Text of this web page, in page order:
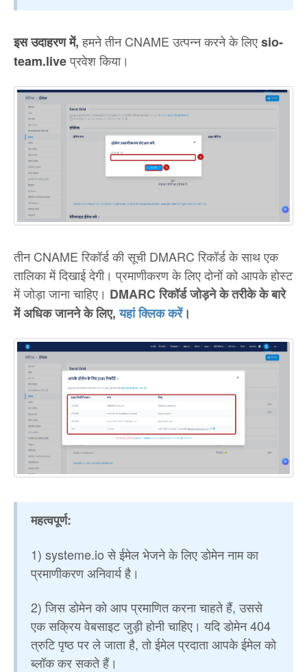
इस उदाहरण में,हमने तीन CNAME उत्पन्न करने के लिएsio-
team.liveप्रवेश किया।
तीन CNAME रिकॉर्ड की सूची DMARC रिकॉर्ड के साथ एक
तालिका में दिखाई देगी। प्रमाणीकरण के लिए दोनों को आपके होस्ट
में जोड़ा जाना चाहिए। DMARC रिकॉर्ड जोड़ने के तरीके के बारे
में अधिक जानने के लिए,यहां क्लिक करें।
महत्वपूर्ण:
1) systeme.io से ईमेल भेजने के लिए डोमेन नाम का
प्रमाणीकरण अनिवार्य है।
2) जिस डोमेन को आप प्रमाणित करना चाहते हैं, उससे
एक सक्रिय वेबसाइट जुड़ी होनी चाहिए। यदि डोमेन 404
त्रुटि पृष्ठ पर ले जाता है, तो ईमेल प्रदाता आपके ईमेल को
ब्लॉक कर सकते हैं।